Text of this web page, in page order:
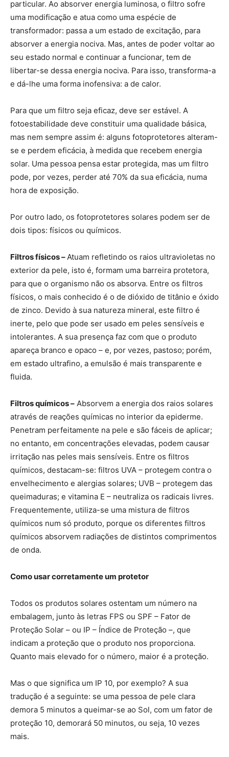
particular. Ao absorver energia luminosa, o filtro sofre
uma modificação e atua como uma espécie de
transformador: passa a um estado de excitação, para
absorver a energia nociva. Mas, antes de poder voltar ao
seu estado normal e continuar a funcionar, tem de
libertar-se dessa energia nociva. Para isso, transforma-a
e dá-lhe uma forma inofensiva: a de calor.
Para que um filtro seja eficaz, deve ser estável. A
fotoestabilidade deve constituir uma qualidade básica,
mas nem sempre assim é: alguns fotoprotetores alteram-
se e perdem eficácia, à medida que recebem energia
solar. Uma pessoa pensa estar protegida, mas um filtro
pode, por vezes, perder até 70% da sua eficácia, numa
hora de exposição.
Por outro lado, os fotoprotetores solares podem ser de
dois tipos: físicos ou químicos.
Filtros físicos –Atuam refletindo os raios ultravioletas no
exterior da pele, isto é, formam uma barreira protetora,
para que o organismo não os absorva. Entre os filtros
físicos, o mais conhecido é o de dióxido de titânio e óxido
de zinco. Devido à sua natureza mineral, este filtro é
inerte, pelo que pode ser usado em peles sensíveis e
intolerantes. A sua presença faz com que o produto
apareça branco e opaco – e, por vezes, pastoso; porém,
em estado ultrafino, a emulsão é mais transparente e
fluida.
Filtros químicos – Absorvem a energia dos raios solares
através de reações químicas no interior da epiderme.
Penetram perfeitamente na pele e são fáceis de aplicar;
no entanto, em concentrações elevadas, podem causar
irritação nas peles mais sensíveis. Entre os filtros
químicos, destacam-se: filtros UVA – protegem contra o
envelhecimento e alergias solares; UVB – protegem das
queimaduras; e vitamina E – neutraliza os radicais livres.
Frequentemente, utiliza-se uma mistura de filtros
químicos num só produto, porque os diferentes filtros
químicos absorvem radiações de distintos comprimentos
de onda.
Como usar corretamente um protetor
Todos os produtos solares ostentam um número na
embalagem, junto às letras FPS ou SPF – Fator de
Proteção Solar – ou IP – Índice de Proteção –, que
indicam a proteção que o produto nos proporciona.
Quanto mais elevado for o número, maior é a proteção.
Mas o que significa um IP 10, por exemplo? A sua
tradução é a seguinte: se uma pessoa de pele clara
demora 5 minutos a queimar-se ao Sol, com um fator de
proteção 10, demorará 50 minutos, ou seja, 10 vezes
mais.